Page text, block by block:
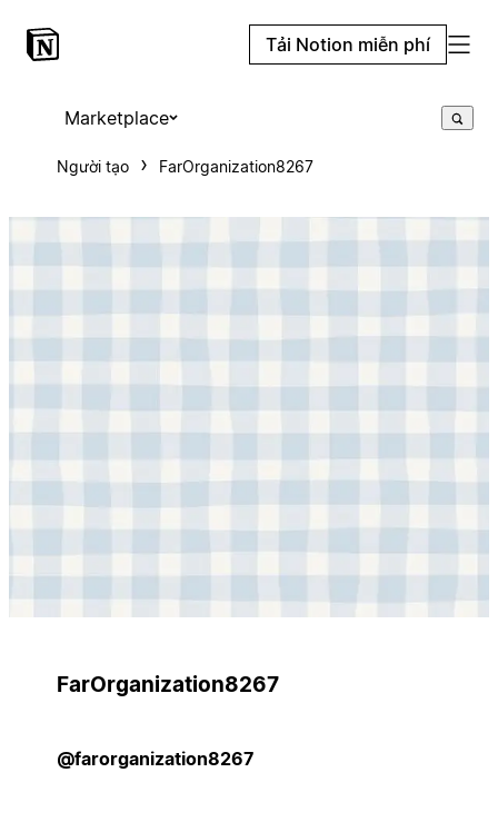
Tải Notion miễn phí
Marketplace
Người tạo FarOrganization8267
FarOrganization8267
@farorganization8267